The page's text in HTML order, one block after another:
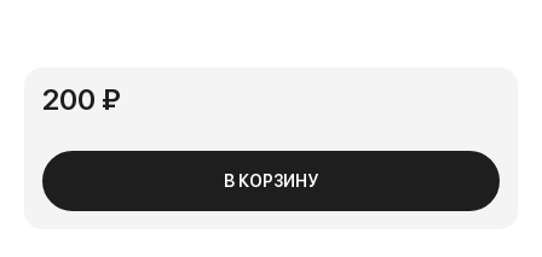
200 ₽
В КОРЗИНУ